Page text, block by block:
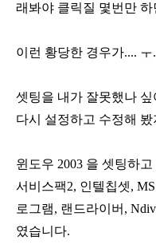
래봐야 클릭질 몇번만
이런 황당한 경우가.... ㅜ
셋팅을 내가 잘못했나
다시 설정하고 수정해 봤
윈도우 2003 을 셋팅하
서비스팩2, 인텔칩셋,
로그램, 랜드라이버,
였습니다.